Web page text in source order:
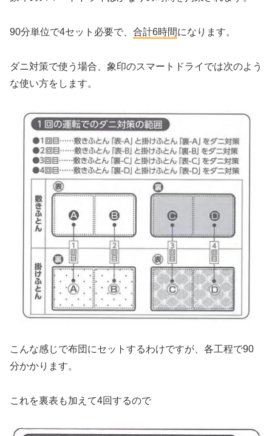
90分単位で4セット必要で、 合計6時間になります。
ダニ対策で使う場合、象印のスマートドライでは次のよう
な使い方をします。
こんな感じで布団にセットするわけですが、 各工程で90
分かかります。
これを裏表も加えて4回するので